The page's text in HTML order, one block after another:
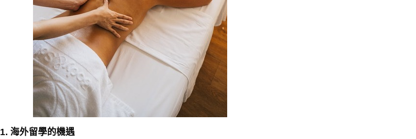
1. 海外留學的機遇